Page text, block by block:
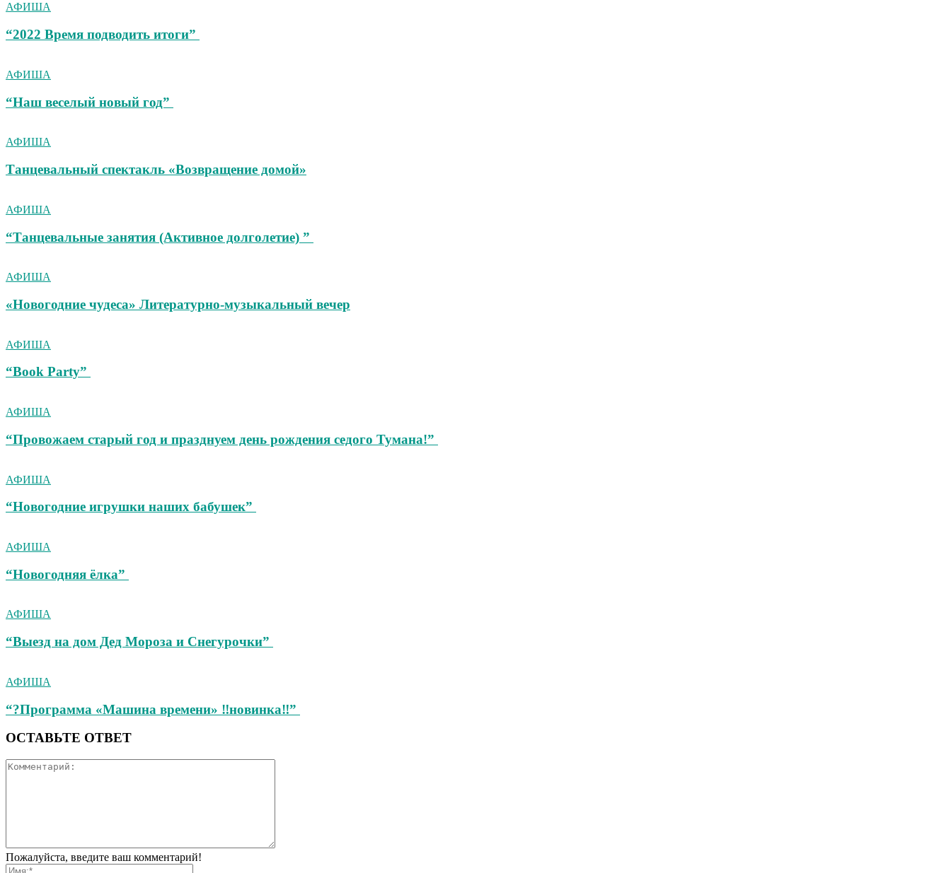
АФИША
“2022 Время подводить итоги”
АФИША
“Наш веселый новый год”
АФИША
Танцевальный спектакль «Возвращение домой»
АФИША
“Танцевальные занятия (Активное долголетие) ”
АФИША
«Новогодние чудеса» Литературно-музыкальный вечер
АФИША
“Book Party”
АФИША
“Провожаем старый год и празднуем день рождения седого Тумана!”
АФИША
“Новогодние игрушки наших бабушек”
АФИША
“Новогодняя ёлка”
АФИША
“Выезд на дом Дед Мороза и Снегурочки”
АФИША
“?Программа «Машина времени» ‼новинка‼”
ОСТАВЬТЕ ОТВЕТ
Пожалуйста, введите ваш комментарий!